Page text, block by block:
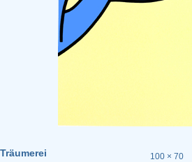
Träumerei 100 × 70